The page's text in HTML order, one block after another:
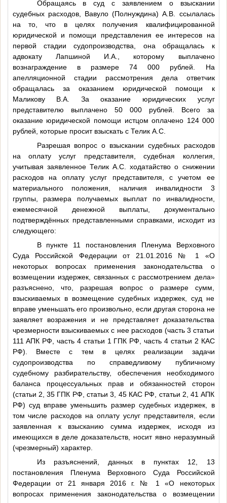
Обращаясь в суд с заявлением о взыскании
судебных расходов, Вавуло (Полнуждина) А.В. ссылалась
на то, что в целях получения квалифицированной
юридической и помощи представления ее интересов на
первой стадии судопроизводства, она обращалась к
адвокату Лапшиной И.А., которому выплачено
вознаграждение в размере 74 000 рублей. На
апелляционной стадии рассмотрения дела ответчик
обращалась за оказанием юридической помощи к
Маликову В.А. За оказание юридических услуг
представителю выплачено 50 000 рублей. Всего за
оказание юридической помощи истцом оплачено 124 000
рублей, которые просит взыскать с Телик А.С.
Разрешая вопрос о взыскании судебных расходов
на оплату услуг представителя, судебная коллегия,
учитывая заявленное Телик А.С. ходатайство о снижении
расходов на оплату услуг представителя, с учетом ее
материального положения, наличия инвалидности 3
группы, размера получаемых выплат по инвалидности,
ежемесячной денежной выплаты, документально
подтверждённых представленными справками, исходит из
следующего:
В пункте 11 постановления Пленума Верховного
Суда Российской Федерации от 21.01.2016 № 1 «О
некоторых вопросах применения законодательства о
возмещении издержек, связанных с рассмотрением дела»
разъяснено, что, разрешая вопрос о размере сумм,
взыскиваемых в возмещение судебных издержек, суд не
вправе уменьшать его произвольно, если другая сторона не
заявляет возражения и не представляет доказательства
чрезмерности взыскиваемых с нее расходов (часть 3 статьи
111 АПК РФ, часть 4 статьи 1 ГПК РФ, часть 4 статьи 2 КАС
РФ). Вместе с тем в целях реализации задачи
судопроизводства по справедливому публичному
судебному разбирательству, обеспечения необходимого
баланса процессуальных прав и обязанностей сторон
(статьи 2, 35 ГПК РФ, статьи 3, 45 КАС РФ, статьи 2, 41 АПК
РФ) суд вправе уменьшить размер судебных издержек, в
том числе расходов на оплату услуг представителя, если
заявленная к взысканию сумма издержек, исходя из
имеющихся в деле доказательств, носит явно неразумный
(чрезмерный) характер.
Из разъяснений, данных в пунктах 12, 13
постановления Пленума Верховного Суда Российской
Федерации от 21 января 2016 г. № 1 «О некоторых
вопросах применения законодательства о возмещении